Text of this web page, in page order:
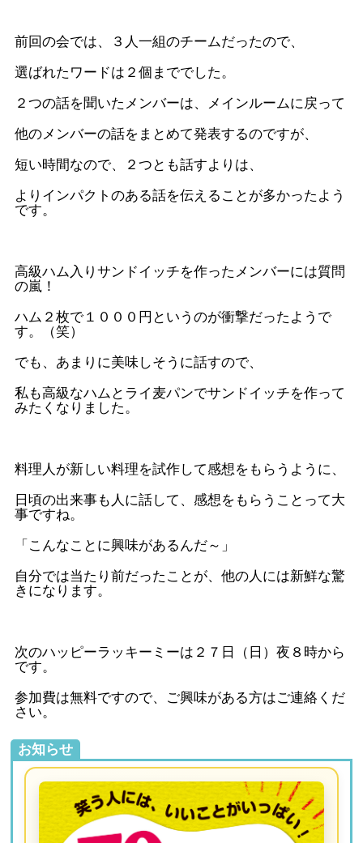
前回の会では、３人一組のチームだったので、
選ばれたワードは２個まででした。
２つの話を聞いたメンバーは、メインルームに戻って
他のメンバーの話をまとめて発表するのですが、
短い時間なので、２つとも話すよりは、
よりインパクトのある話を伝えることが多かったよう
です。
高級ハム入りサンドイッチを作ったメンバーには質問
の嵐！
ハム２枚で１０００円というのが衝撃だったようで
す。（笑）
でも、あまりに美味しそうに話すので、
私も高級なハムとライ麦パンでサンドイッチを作って
みたくなりました。
料理人が新しい料理を試作して感想をもらうように、
日頃の出来事も人に話して、感想をもらうことって大
事ですね。
「こんなことに興味があるんだ～」
自分では当たり前だったことが、他の人には新鮮な驚
きになります。
次のハッピーラッキーミーは２７日（日）夜８時から
です。
参加費は無料ですので、ご興味がある方はご連絡くだ
さい。
お知らせ